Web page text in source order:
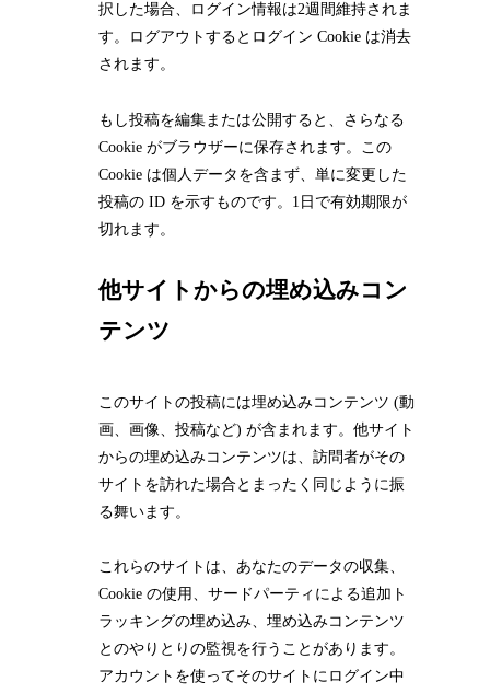
択した場合、ログイン情報は2週間維持されま
す。ログアウトするとログイン Cookie は消去
されます。
もし投稿を編集または公開すると、さらなる
Cookie がブラウザーに保存されます。この
Cookie は個人データを含まず、単に変更した
投稿の ID を示すものです。1日で有効期限が
切れます。
他サイトからの埋め込みコン
テンツ
このサイトの投稿には埋め込みコンテンツ (動
画、画像、投稿など) が含まれます。他サイト
からの埋め込みコンテンツは、訪問者がその
サイトを訪れた場合とまったく同じように振
る舞います。
これらのサイトは、あなたのデータの収集、
Cookie の使用、サードパーティによる追加ト
ラッキングの埋め込み、埋め込みコンテンツ
とのやりとりの監視を行うことがあります。
アカウントを使ってそのサイトにログイン中